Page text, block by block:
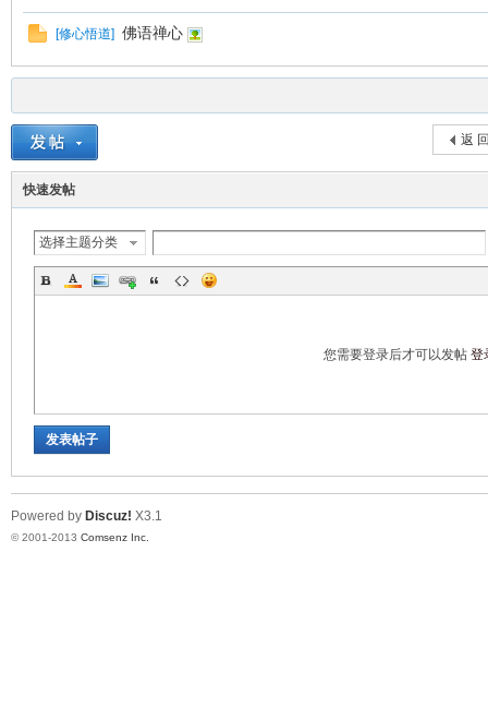
[修心悟道] 佛语禅心
返
快速发帖
选择主题分类
您需要登录后才可以发帖 登
发表帖子
Powered by Discuz! X3.1
© 2001-2013 Comsenz Inc.